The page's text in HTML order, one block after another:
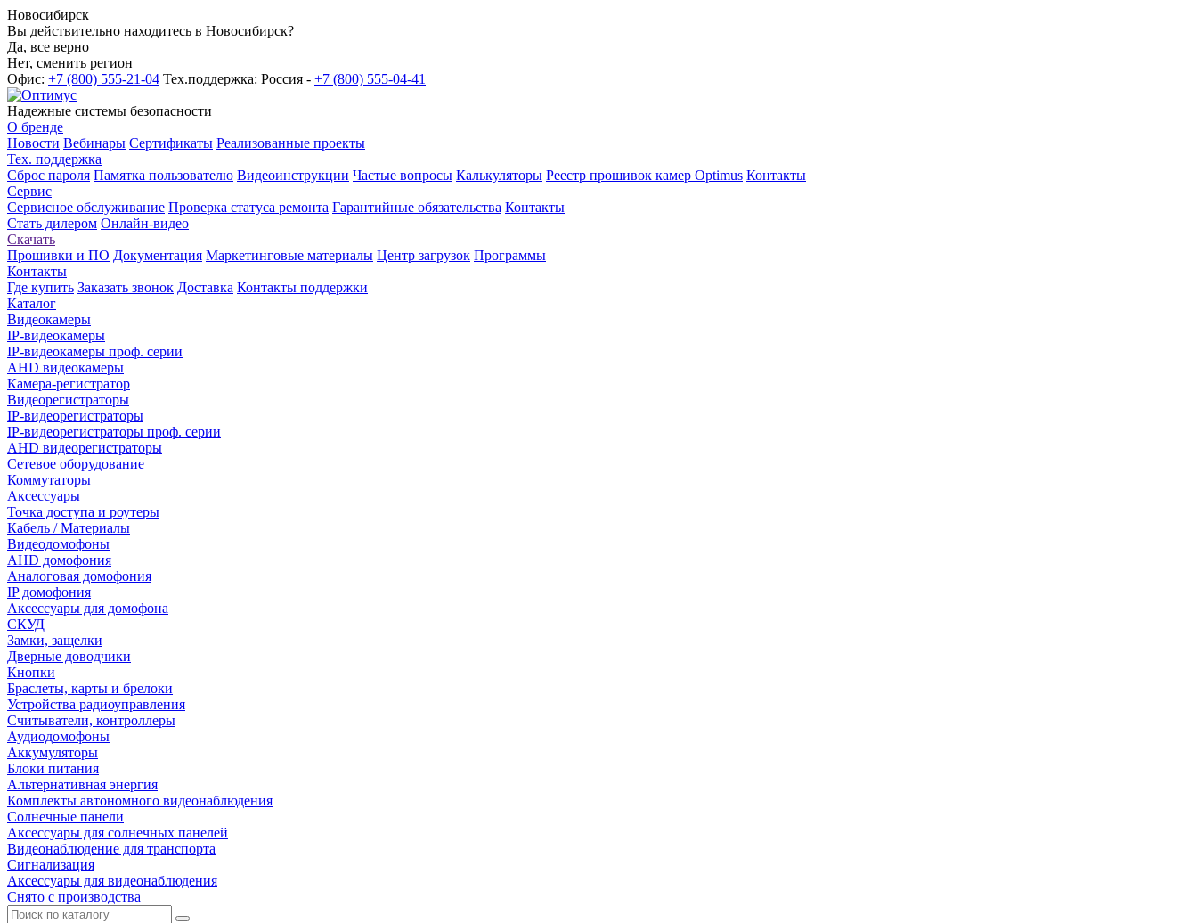
Новосибирск
Вы действительно находитесь в Новосибирск?
Да, все верно
Нет, сменить регион
Офис: +7 (800) 555-21-04 Тех.поддержка: Россия - +7 (800) 555-04-41
Надежные системы безопасности
О бренде
Новости Вебинары Сертификаты Реализованные проекты
Тех. поддержка
Сброс пароля Памятка пользователю Видеоинструкции Частые вопросы Калькуляторы Реестр прошивок камер Optimus Контакты
Сервис
Сервисное обслуживание Проверка статуса ремонта Гарантийные обязательства Контакты
Стать дилером Онлайн-видео
Скачать
Прошивки и ПО Документация Маркетинговые материалы Центр загрузок Программы
Контакты
Где купить Заказать звонок Доставка Контакты поддержки
Каталог
Видеокамеры
IP-видеокамеры
IP-видеокамеры проф. серии
AHD видеокамеры
Камера-регистратор
Видеорегистраторы
IP-видеорегистраторы
IP-видеорегистраторы проф. серии
AHD видеорегистраторы
Сетевое оборудование
Коммутаторы
Аксессуары
Точка доступа и роутеры
Кабель / Материалы
Видеодомофоны
AHD домофония
Аналоговая домофония
IP домофония
Аксессуары для домофона
СКУД
Замки, защелки
Дверные доводчики
Кнопки
Браслеты, карты и брелоки
Устройства радиоуправления
Считыватели, контроллеры
Аудиодомофоны
Аккумуляторы
Блоки питания
Альтернативная энергия
Комплекты автономного видеонаблюдения
Солнечные панели
Аксессуары для солнечных панелей
Видеонаблюдение для транспорта
Сигнализация
Аксессуары для видеонаблюдения
Снято с производства